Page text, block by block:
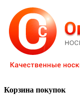
Корзина покупок